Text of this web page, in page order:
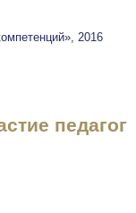
2016
педагог